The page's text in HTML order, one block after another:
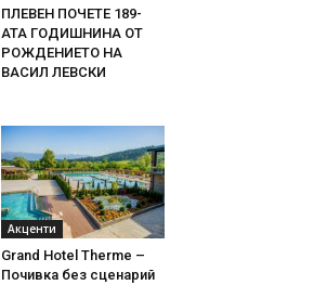
ПЛЕВЕН ПОЧЕТЕ 189-
АТА ГОДИШНИНА ОТ
РОЖДЕНИЕТО НА
ВАСИЛ ЛЕВСКИ
Акценти
Grand Hotel Therme –
Почивка без сценарий